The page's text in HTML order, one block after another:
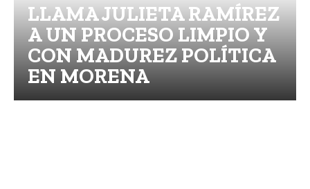
LLAMA JULIETA RAMÍREZ
A UN PROCESO LIMPIO Y
CON MADUREZ POLÍTICA
EN MORENA